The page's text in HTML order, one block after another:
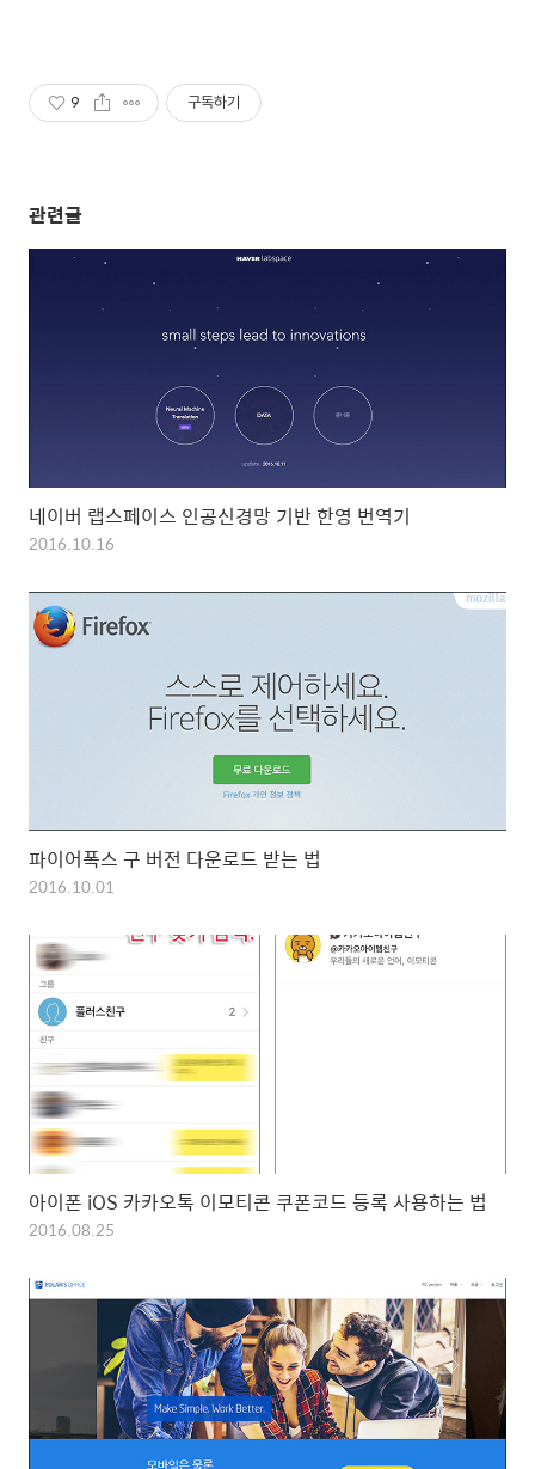
9 구독하기
관련글
네이버 랩스페이스 인공신경망 기반 한영 번역기
2016.10.16
파이어폭스 구 버전 다운로드 받는 법
2016.10.01
아이폰 iOS 카카오톡 이모티콘 쿠폰코드 등록 사용하는 법
2016.08.25